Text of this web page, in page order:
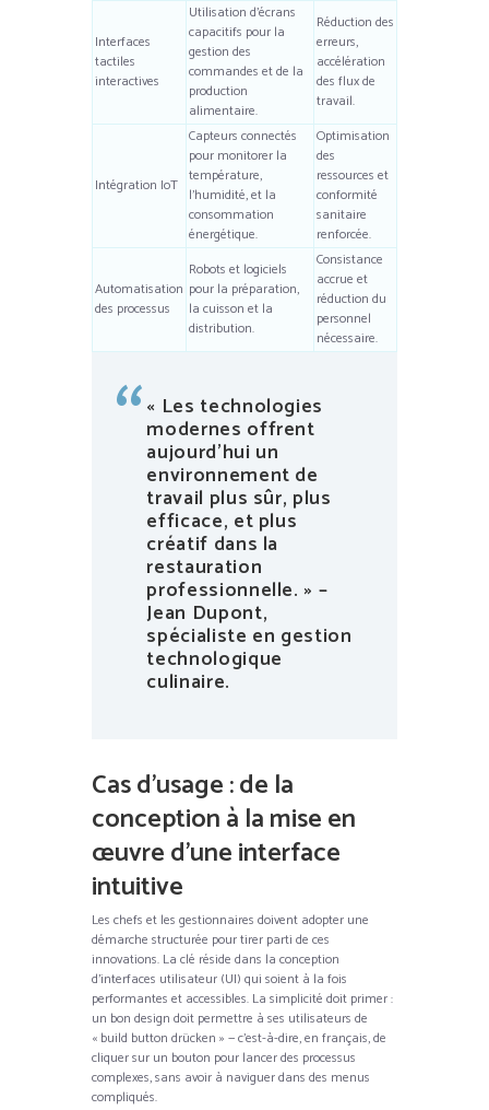
Interfaces
tactiles
interactives
Utilisation d’écrans
capacitifs pour la
gestion des
commandes et de la
production
alimentaire.
Réduction des
erreurs,
accélération
des flux de
travail.
Intégration IoT
Capteurs connectés
pour monitorer la
température,
l’humidité, et la
consommation
énergétique.
Optimisation
des
ressources et
conformité
sanitaire
renforcée.
Automatisation
des processus
Robots et logiciels
pour la préparation,
la cuisson et la
distribution.
Consistance
accrue et
réduction du
personnel
nécessaire.
« Les technologies
modernes offrent
aujourd’hui un
environnement de
travail plus sûr, plus
efficace, et plus
créatif dans la
restauration
professionnelle. » –
Jean Dupont,
spécialiste en gestion
technologique
culinaire.
Cas d’usage : de la
conception à la mise en
œuvre d’une interface
intuitive
Les chefs et les gestionnaires doivent adopter une
démarche structurée pour tirer parti de ces
innovations. La clé réside dans la conception
d’interfaces utilisateur (UI) qui soient à la fois
performantes et accessibles. La simplicité doit primer :
un bon design doit permettre à ses utilisateurs de
« build button drücken » — c’est-à-dire, en français, de
cliquer sur un bouton pour lancer des processus
complexes, sans avoir à naviguer dans des menus
compliqués.